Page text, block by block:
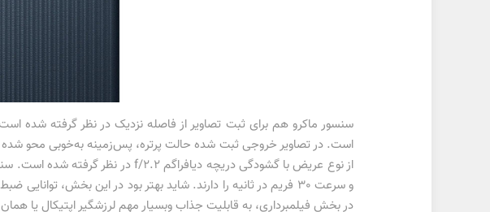
سنسور ماکرو هم برای ثبت تصاویر از فاصله نزدیک در نظر گرفته
در بخش فیلمبرداری، به قابلیت جذاب وبسیار مهم لرزشگیر اپتیکال یا همان OIS مجهز شده است.